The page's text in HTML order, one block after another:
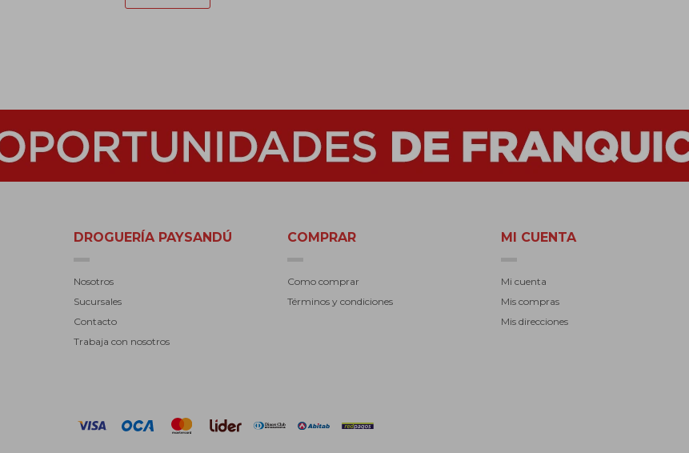
DROGUERÍA PAYSANDÚ
Nosotros
Sucursales
Contacto
Trabaja con nosotros
COMPRAR
Como comprar
Términos y condiciones
MI CUENTA
Mi cuenta
Mis compras
Mis direcciones